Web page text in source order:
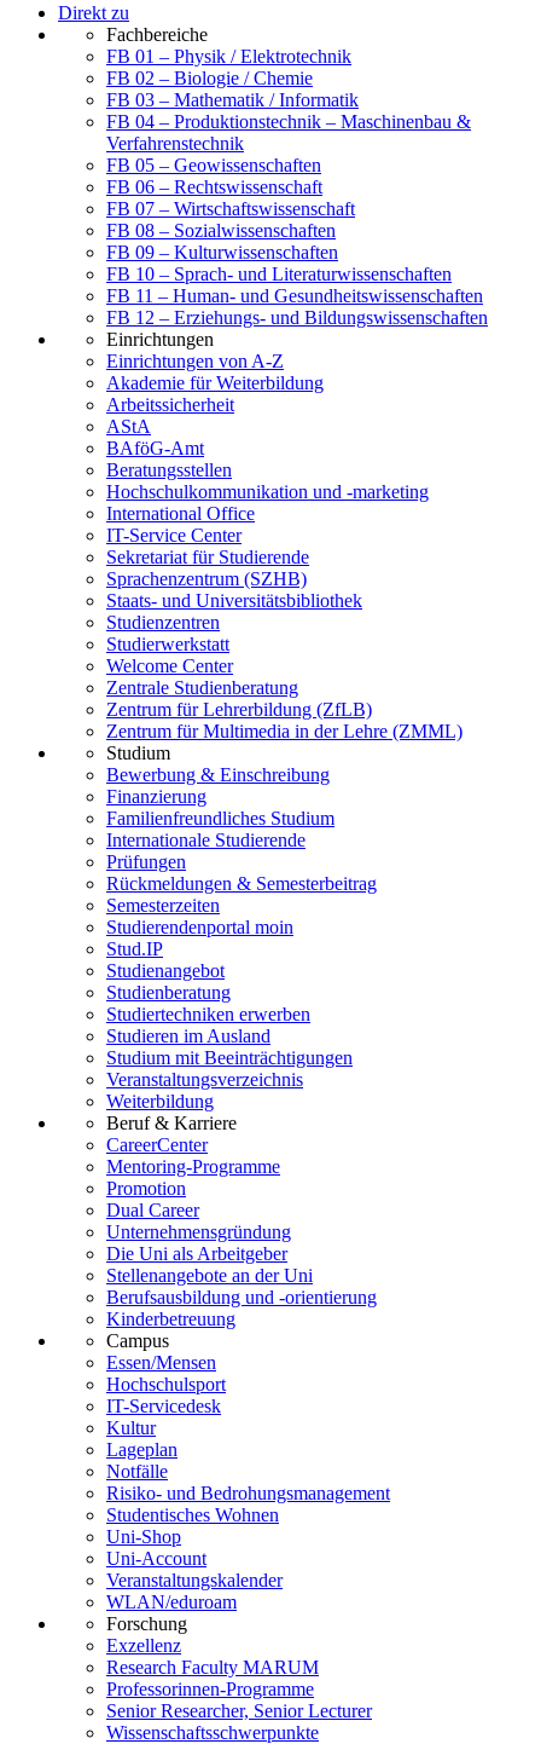
Direkt zu
Fachbereiche
FB 01 – Physik / Elektrotechnik
FB 02 – Biologie / Chemie
FB 03 – Mathematik / Informatik
FB 04 – Produktionstechnik – Maschinenbau &
Verfahrenstechnik
FB 05 – Geowissenschaften
FB 06 – Rechtswissenschaft
FB 07 – Wirtschaftswissenschaft
FB 08 – Sozialwissenschaften
FB 09 – Kulturwissenschaften
FB 10 – Sprach- und Literaturwissenschaften
FB 11 – Human- und Gesundheitswissenschaften
FB 12 – Erziehungs- und Bildungswissenschaften
Einrichtungen
Einrichtungen von A-Z
Akademie für Weiterbildung
Arbeitssicherheit
AStA
BAföG-Amt
Beratungsstellen
Hochschulkommunikation und -marketing
International Office
IT-Service Center
Sekretariat für Studierende
Sprachenzentrum (SZHB)
Staats- und Universitätsbibliothek
Studienzentren
Studierwerkstatt
Welcome Center
Zentrale Studienberatung
Zentrum für Lehrerbildung (ZfLB)
Zentrum für Multimedia in der Lehre (ZMML)
Studium
Bewerbung & Einschreibung
Finanzierung
Familienfreundliches Studium
Internationale Studierende
Prüfungen
Rückmeldungen & Semesterbeitrag
Semesterzeiten
Studierendenportal moin
Stud.IP
Studienangebot
Studienberatung
Studiertechniken erwerben
Studieren im Ausland
Studium mit Beeinträchtigungen
Veranstaltungsverzeichnis
Weiterbildung
Beruf & Karriere
CareerCenter
Mentoring-Programme
Promotion
Dual Career
Unternehmensgründung
Die Uni als Arbeitgeber
Stellenangebote an der Uni
Berufsausbildung und -orientierung
Kinderbetreuung
Campus
Essen/Mensen
Hochschulsport
IT-Servicedesk
Kultur
Lageplan
Notfälle
Risiko- und Bedrohungsmanagement
Studentisches Wohnen
Uni-Shop
Uni-Account
Veranstaltungskalender
WLAN/eduroam
Forschung
Exzellenz
Research Faculty MARUM
Professorinnen-Programme
Senior Researcher, Senior Lecturer
Wissenschaftsschwerpunkte